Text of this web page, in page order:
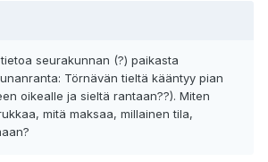
seurakunnan (?) paikasta
Törnävän tieltä kääntyy pian
oikealle ja sieltä rantaan??). Miten
mitä maksaa, millainen tila,